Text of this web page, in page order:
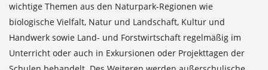
wichtige Themen aus den Naturpark-Regionen wie
biologische Vielfalt, Natur und Landschaft, Kultur und
Handwerk sowie Land- und Forstwirtschaft regelmäßig im
Unterricht oder auch in Exkursionen oder Projekttagen der